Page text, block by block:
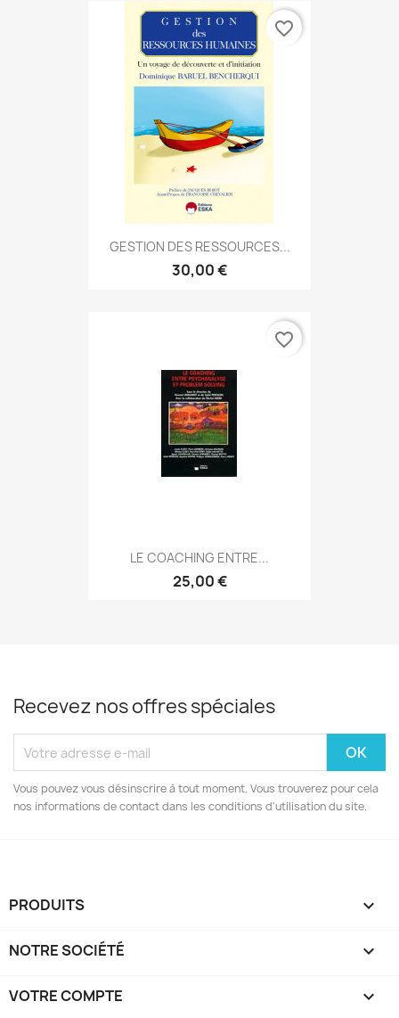
GESTION DES RESSOURCES...
30,00 €
favorite_border
LE COACHING ENTRE...
25,00 €
favorite_border
Recevez nos offres spéciales
Vous pouvez vous désinscrire à tout moment. Vous trouverez pour cela
nos informations de contact dans les conditions d'utilisation du site.
PRODUITS 
NOTRE SOCIÉTÉ 
VOTRE COMPTE 